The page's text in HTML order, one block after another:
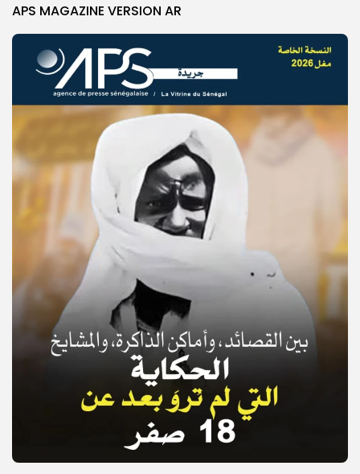
© Copyright 2025, APS
APS MAGAZINE VERSION AR